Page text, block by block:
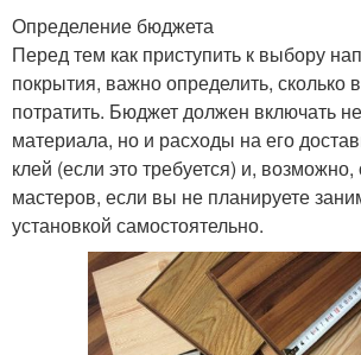
Определение бюджета
Перед тем как приступить к выбору
покрытия, важно определить, сколько
потратить. Бюджет должен включать
материала, но и расходы на его
клей (если это требуется) и, возможно,
мастеров, если вы не планируете
установкой самостоятельно.